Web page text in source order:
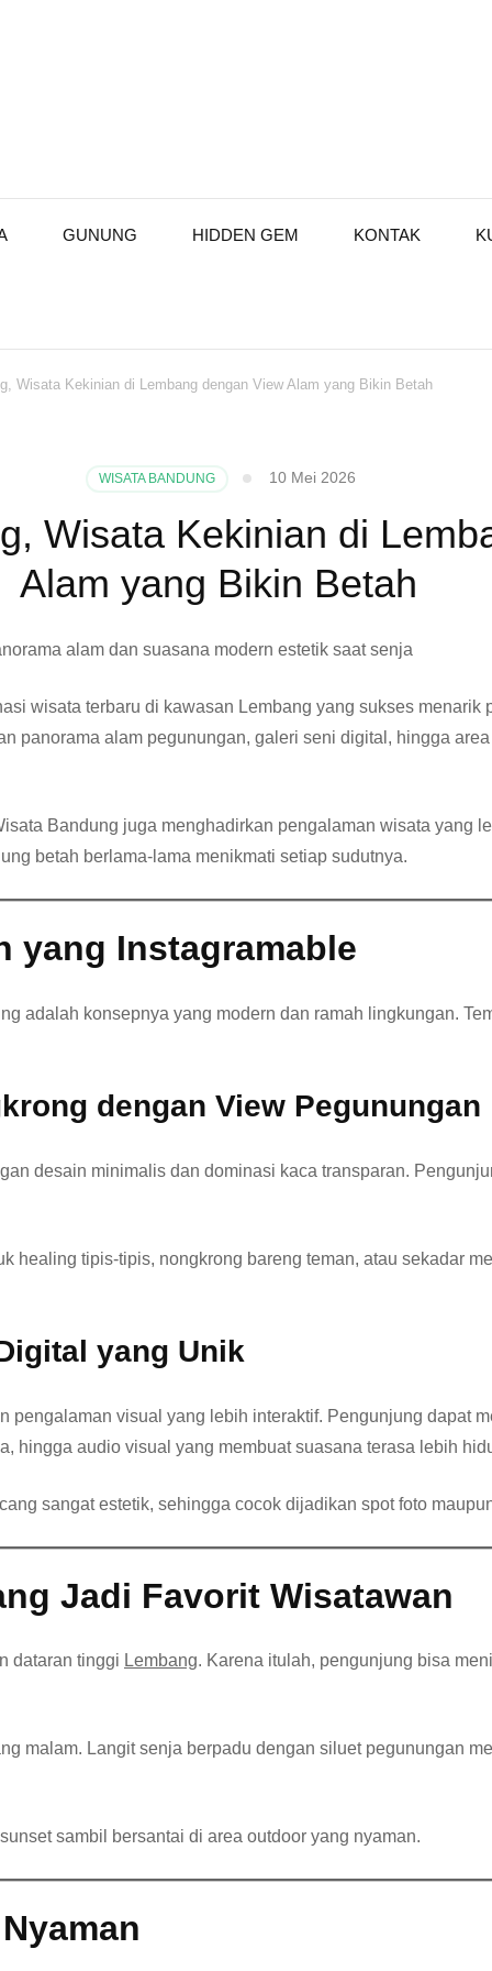
GUNUNG HIDDEN GEM KONTAK
Wisata Kekinian di Lembang dengan View Alam yang Bikin Betah
WISATA BANDUNG 10 Mei 2026
Wisata Kekinian di
Alam yang Bikin Betah
wisata terbaru di kawasan Lembang yang sukses menarik
panorama alam pegunungan, galeri seni digital, hingga
Bandung juga menghadirkan pengalaman wisata yang
betah berlama-lama menikmati setiap sudutnya.
yang Instagramable
adalah konsepnya yang modern dan ramah lingkungan.
dengan View Pegunungan
desain minimalis dan dominasi kaca transparan.
healing tipis-tipis, nongkrong bareng teman, atau sekadar
yang Unik
pengalaman visual yang lebih interaktif. Pengunjung dapat
hingga audio visual yang membuat suasana terasa lebih
sangat estetik, sehingga cocok dijadikan spot foto
Jadi Favorit Wisatawan
dataran tinggi Lembang. Karena itulah, pengunjung bisa
malam. Langit senja berpadu dengan siluet pegunungan
sambil bersantai di area outdoor yang nyaman.